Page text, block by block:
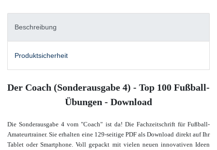
Beschreibung
Produktsicherheit
Der Coach (Sonderausgabe 4) - Top 100 Fußball-
Übungen - Download
Die Sonderausgabe 4 vom "Coach" ist da! Die Fachzeitschrift für Fußball-
Amateurtrainer. Sie erhalten eine 129-seitige PDF als Download direkt auf Ihr
Tablet oder Smartphone. Voll gepackt mit vielen neuen innovativen Ideen